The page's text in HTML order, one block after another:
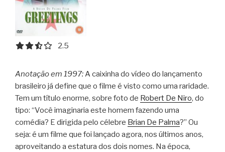
2.5 out of 5.0 stars
2.5
Anotação em 1997:A caixinha do vídeo do lançamento
brasileiro já define que o filme é visto como uma raridade.
Tem um título enorme, sobre foto de Robert De Niro, do
tipo: “Você imaginaria este homem fazendo uma
comédia? E dirigida pelo célebre Brian De Palma?” Ou
seja: é um filme que foi lançado agora, nos últimos anos,
aproveitando a estatura dos dois nomes. Na época,